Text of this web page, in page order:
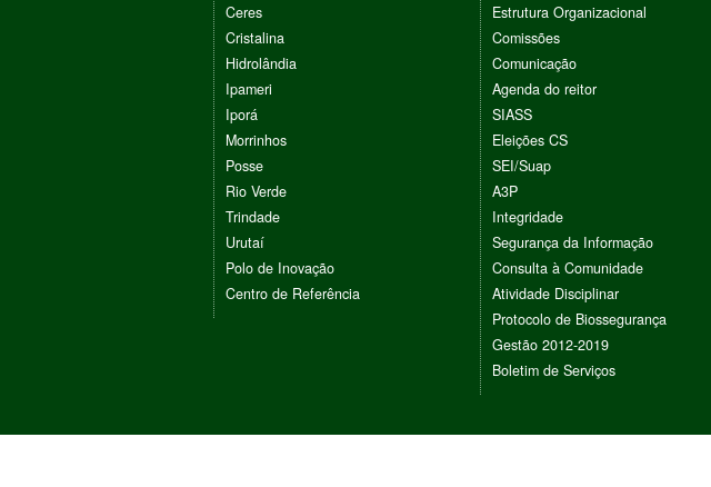
Ceres
Cristalina
Hidrolândia
Ipameri
Iporá
Morrinhos
Posse
Rio Verde
Trindade
Urutaí
Polo de Inovação
Centro de Referência
Estrutura Organizacional
Comissões
Comunicação
Agenda do reitor
SIASS
Eleições CS
SEI/Suap
A3P
Integridade
Segurança da Informação
Consulta à Comunidade
Atividade Disciplinar
Protocolo de Biossegurança
Gestão 2012-2019
Boletim de Serviços